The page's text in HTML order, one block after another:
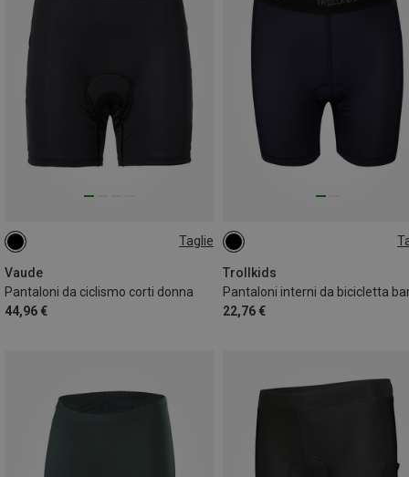
Taglie
Vaude
Pantaloni da ciclismo corti donna
44,96 €
Trollkids
22,76 €
176